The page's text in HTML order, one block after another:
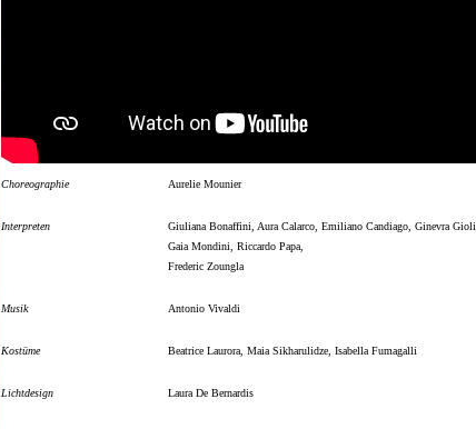
Choreographie Aurelie Mounier
Interpreten
Giuliana Bonaffini, Aura Calarco, Emiliano Candiago, Ginevra Gioli,
Gaia Mondini, Riccardo Papa,
Frederic Zoungla
Musik Antonio Vivaldi
Kostüme Beatrice Laurora, Maia Sikharulidze, Isabella Fumagalli
Lichtdesign Laura De Bernardis